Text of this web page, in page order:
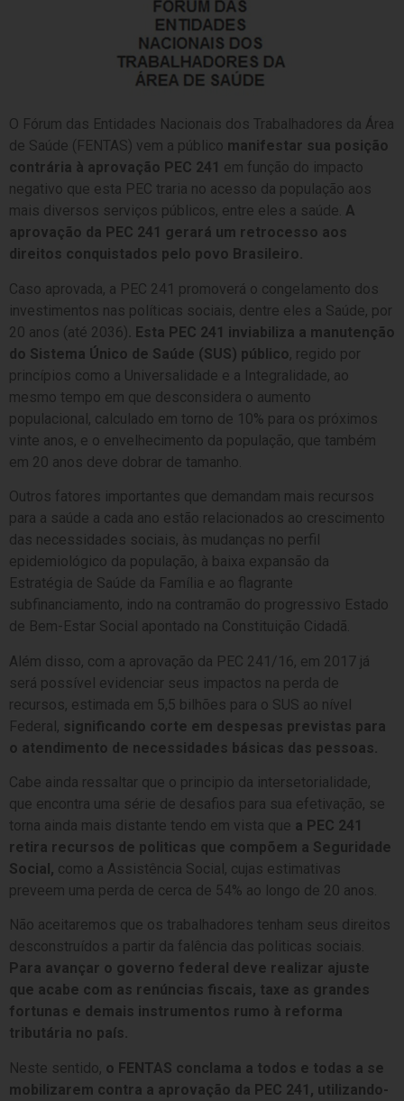
O Fórum das Entidades Nacionais dos Trabalhadores da Área
de Saúde (FENTAS) vem a público manifestar sua posição
contrária à aprovação PEC 241 em função do impacto
negativo que esta PEC traria no acesso da população aos
mais diversos serviços públicos, entre eles a saúde. A
aprovação da PEC 241 gerará um retrocesso aos
direitos conquistados pelo povo Brasileiro.
Caso aprovada, a PEC 241 promoverá o congelamento dos
investimentos nas políticas sociais, dentre eles a Saúde, por
20 anos (até 2036) . Esta PEC 241 inviabiliza a manutenção
do Sistema Único de Saúde (SUS) público, regido por
princípios como a Universalidade e a Integralidade, ao
mesmo tempo em que desconsidera o aumento
populacional, calculado em torno de 10% para os próximos
vinte anos, e o envelhecimento da população, que também
em 20 anos deve dobrar de tamanho.
Outros fatores importantes que demandam mais recursos
para a saúde a cada ano estão relacionados ao crescimento
das necessidades sociais, às mudanças no perfil
epidemiológico da população, à baixa expansão da
Estratégia de Saúde da Família e ao flagrante
subfinanciamento, indo na contramão do progressivo Estado
de Bem-Estar Social apontado na Constituição Cidadã.
Além disso, com a aprovação da PEC 241/16, em 2017 já
será possível evidenciar seus impactos na perda de
recursos, estimada em 5,5 bilhões para o SUS ao nível
Federal, significando corte em despesas previstas para
o atendimento de necessidades básicas das pessoas.
Cabe ainda ressaltar que o principio da intersetorialidade,
que encontra uma série de desafios para sua efetivação, se
torna ainda mais distante tendo em vista que a PEC 241
retira recursos de politicas que compõem a Seguridade
Social, como a Assistência Social, cujas estimativas
preveem uma perda de cerca de 54% ao longo de 20 anos.
Não aceitaremos que os trabalhadores tenham seus direitos
desconstruídos a partir da falência das politicas sociais.
Para avançar o governo federal deve realizar ajuste
que acabe com as renúncias fiscais, taxe as grandes
fortunas e demais instrumentos rumo à reforma
tributária no país.
Neste sentido, o FENTAS conclama a todos e todas a se
mobilizarem contra a aprovação da PEC 241, utilizando-